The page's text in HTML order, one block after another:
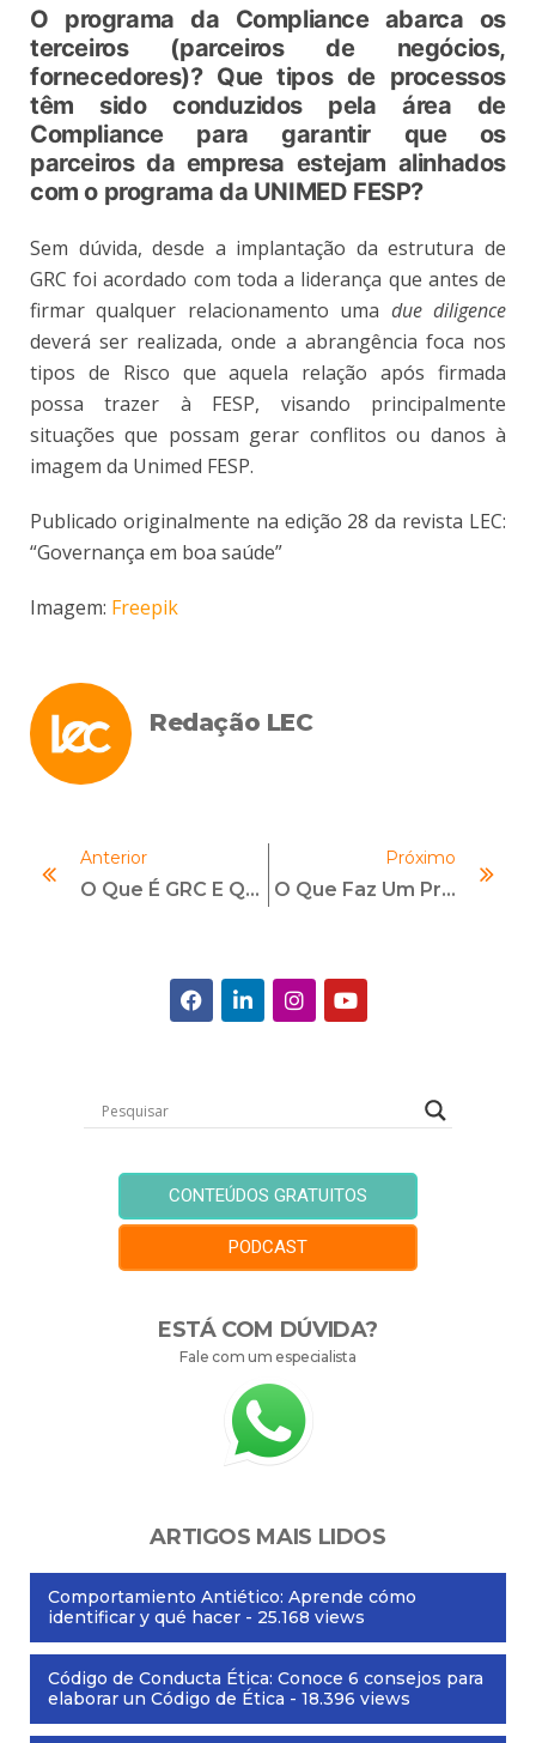
O programa da Compliance abarca os
terceiros (parceiros de negócios,
fornecedores)? Que tipos de processos
têm sido conduzidos pela área de
Compliance para garantir que os
parceiros da empresa estejam alinhados
com o programa da UNIMED FESP?
Sem dúvida, desde a implantação da estrutura de
GRC foi acordado com toda a liderança que antes de
firmar qualquer relacionamento uma due diligence
deverá ser realizada, onde a abrangência foca nos
tipos de Risco que aquela relação após firmada
possa trazer à FESP, visando principalmente
situações que possam gerar conflitos ou danos à
imagem da Unimed FESP.
Publicado originalmente na edição 28 da revista LEC:
“Governança em boa saúde”
Imagem: Freepik
Redação LEC
Anterior
O Que É GRC E Quais As Suas Vantagens?
Próximo
O Que Faz Um Profissional De Compliance?
CONTEÚDOS GRATUITOS
PODCAST
ESTÁ COM DÚVIDA?
Fale com um especialista
ARTIGOS MAIS LIDOS
Comportamiento Antiético: Aprende cómo
identificar y qué hacer - 25.168 views
Código de Conducta Ética: Conoce 6 consejos para
elaborar un Código de Ética - 18.396 views